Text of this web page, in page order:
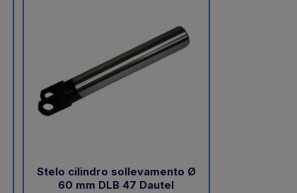
Stelo cilindro sollevamento Ø
60 mm DLB 47 Dautel